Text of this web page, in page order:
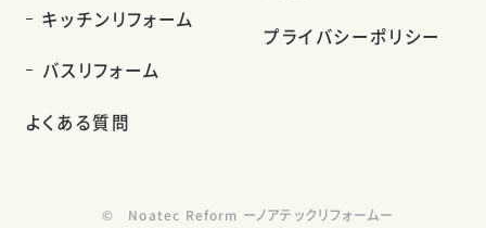
キッチンリフォーム
バスリフォーム
よくある質問
プライバシーポリシー
© Noatec Reform ーノアテックリフォームー